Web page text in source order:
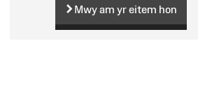
Mwy am yr eitem hon